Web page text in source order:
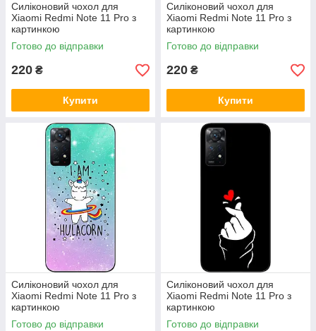
Силіконовий чохол для
Xiaomi Redmi Note 11 Pro з
картинкою
Готово до відправки
220 ₴
Купити
Силіконовий чохол для
Xiaomi Redmi Note 11 Pro з
картинкою
Готово до відправки
220 ₴
Купити
Силіконовий чохол для
Xiaomi Redmi Note 11 Pro з
картинкою
Готово до відправки
Силіконовий чохол для
Xiaomi Redmi Note 11 Pro з
картинкою
Готово до відправки